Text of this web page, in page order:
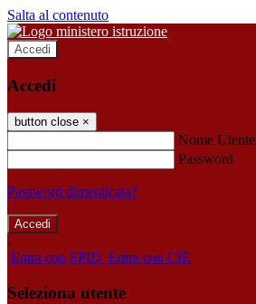
Salta al contenuto
Accedi
Accedi
button close ×
Nome Utente
Password
Password dimenticata?
-
Entra con SPID Entra con CIE
Seleziona utente